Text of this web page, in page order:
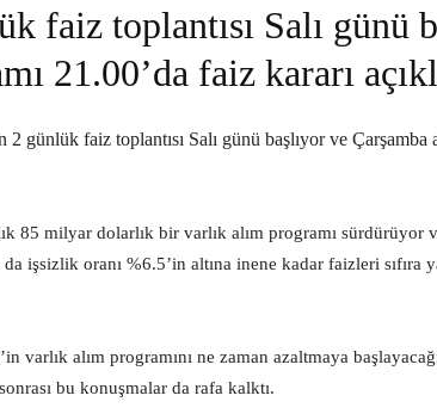
faiz toplantısı Salı günü
21.00’da faiz kararı
günlük faiz toplantısı Salı günü başlıyor ve Çarşamba
85 milyar dolarlık bir varlık alım programı sürdürüyor
işsizlik oranı %6.5’in altına inene kadar faizleri sıfıra
varlık alım programını ne zaman azaltmaya
bu konuşmalar da rafa kalktı.